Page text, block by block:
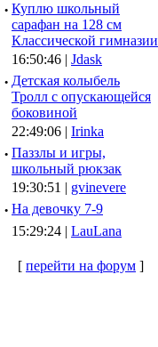
· Куплю школьный
сарафан на 128 см
Классической гимназии
16:50:46 | Jdask
· Детская колыбель
Тролл с опускающейся
боковиной
22:49:06 | Irinka
· Паззлы и игры,
школьный рюкзак
19:30:51 | gvinevere
· Hа девочку 7-9
15:29:24 | LauLana
[ перейти на форум ]